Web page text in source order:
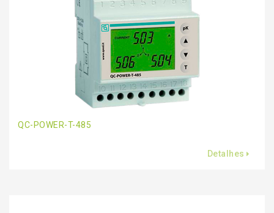
QC-POWER-T-485
Detalhes